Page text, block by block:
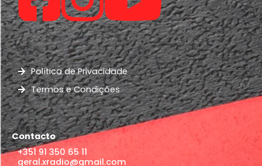
Política de Privacidade
Termos e Condições
Contacto
+351 91 350 65 11
geral.xradio@gmail.com